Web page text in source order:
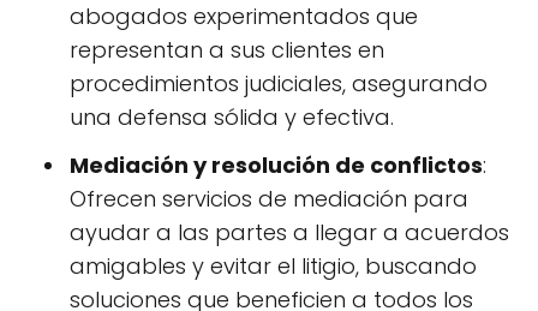
abogados experimentados que
representan a sus clientes en
procedimientos judiciales, asegurando
una defensa sólida y efectiva.
Mediación y resolución de conflictos:
Ofrecen servicios de mediación para
ayudar a las partes a llegar a acuerdos
amigables y evitar el litigio, buscando
soluciones que beneficien a todos los